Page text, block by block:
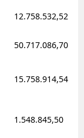
12.758.532,52
50.717.086,70
15.758.914,54
1.548.845,50